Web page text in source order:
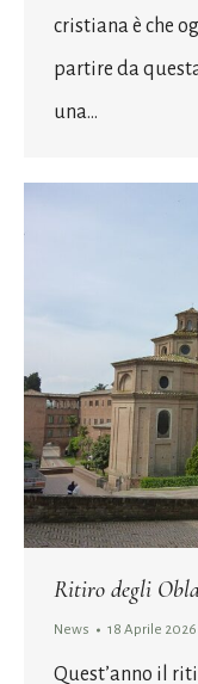
cristiana è che
partire da
una…
Ritiro degli
News 18 Aprile 2026
Quest’anno il